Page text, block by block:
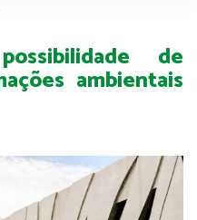
de
ambientais